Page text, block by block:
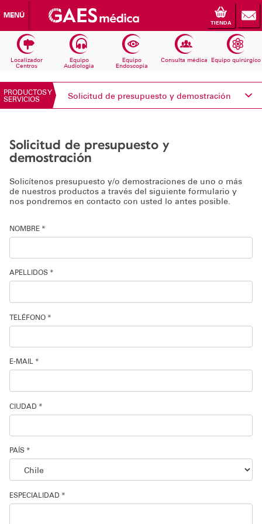
MENÚ
TIENDA
Localizador
Centros
Equipo
Audiologia
Equipo
Endoscopia
Consulta médica Equipo quirúrgico
PRODUCTOS Y
SERVICIOS
Solicitud de presupuesto y demostración
Equipos Audiología
Equipos Consulta médica
Consumibles
Solicita información
Soporte técnico
Solicitud de presupuesto y
demostración
Solicítenos presupuesto y/o demostraciones de uno o más
de nuestros productos a través del siguiente formulario y
nos pondremos en contacto con usted lo antes posible.
NOMBRE *
APELLIDOS *
TELÉFONO *
E-MAIL *
CIUDAD *
PAÍS *
ESPECIALIDAD *